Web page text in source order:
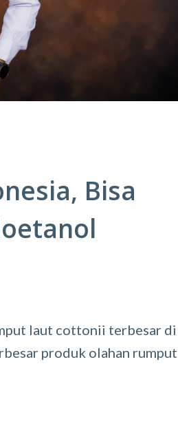
Bisa
laut cottonii terbesar di
produk olahan rumput